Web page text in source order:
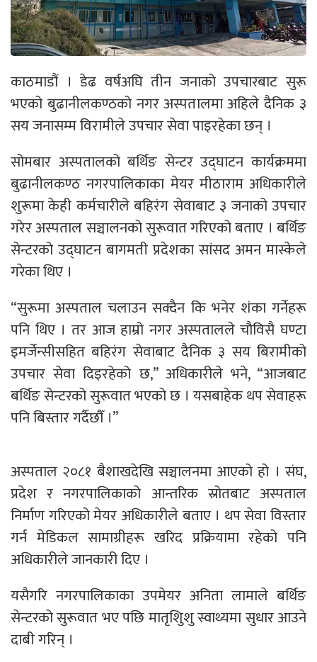
काठमाडौं । डेढ वर्षअघि तीन जनाको उपचारबाट सुरू
भएको बुढानीलकण्ठको नगर अस्पतालमा अहिले दैनिक ३
सय जनासम्म विरामीले उपचार सेवा पाइरहेका छन् ।
सोमबार अस्पतालको बर्थिङ सेन्टर उद्घाटन कार्यक्रममा
बुढानीलकण्ठ नगरपालिकाका मेयर मीठाराम अधिकारीले
शुरूमा केही कर्मचारीले बहिरंग सेवाबाट ३ जनाको उपचार
गरेर अस्पताल सञ्चालनको सुरूवात गरिएको बताए । बर्थिङ
सेन्टरको उद्घाटन बागमती प्रदेशका सांसद अमन मास्केले
गरेका थिए ।
“सुरूमा अस्पताल चलाउन सक्दैन कि भनेर शंका गर्नेहरू
पनि थिए । तर आज हाम्रो नगर अस्पतालले चौविसै घण्टा
इमर्जेन्सीसहित बहिरंग सेवाबाट दैनिक ३ सय बिरामीको
उपचार सेवा दिइरहेको छ,” अधिकारीले भने, “आजबाट
बर्थिङ सेन्टरको सुरूवात भएको छ । यसबाहेक थप सेवाहरू
पनि बिस्तार गर्दैछौँ ।”
अस्पताल २०८१ बैशाखदेखि सञ्चालनमा आएको हो । संघ,
प्रदेश र नगरपालिकाको आन्तरिक स्रोतबाट अस्पताल
निर्माण गरिएको मेयर अधिकारीले बताए । थप सेवा विस्तार
गर्न मेडिकल सामाग्रीहरू खरिद प्रक्रियामा रहेको पनि
अधिकारीले जानकारी दिए ।
यसैगरि नगरपालिकाका उपमेयर अनिता लामाले बर्थिङ
सेन्टरको सुरूवात भए पछि मातृशिुशु स्वाथ्यमा सुधार आउने
दाबी गरिन् ।